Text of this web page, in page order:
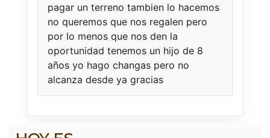
pagar un terreno tambien lo hacemos
no queremos que nos regalen pero
por lo menos que nos den la
oportunidad tenemos un hijo de 8
años yo hago changas pero no
alcanza desde ya gracias